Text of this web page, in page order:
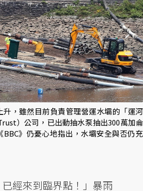
，雖然目前負責管理營運水壩的「運河
）公司，已出動抽水泵抽出300萬加侖
》仍憂心地指出，水壩安全與否仍充
已經來到臨界點！」暴雨